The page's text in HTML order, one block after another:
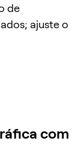
de
ajuste o
com